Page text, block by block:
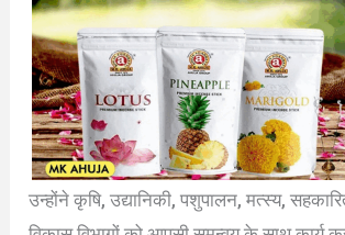
उन्होंने कृषि, उद्यानिकी, पशुपालन, मत्स्य,